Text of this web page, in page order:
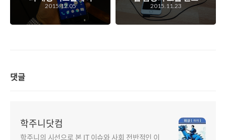
를 탑재한 구글 프리
미엄 레퍼런스 스마
트폰, 화웨이의 넥서
2015.12.05
메이드 이어폰,
Sudio VASA
2015.11.23
댓글
학주니닷컴
학주니의 시선으로 본 IT 이슈와 사회 전반적인 이